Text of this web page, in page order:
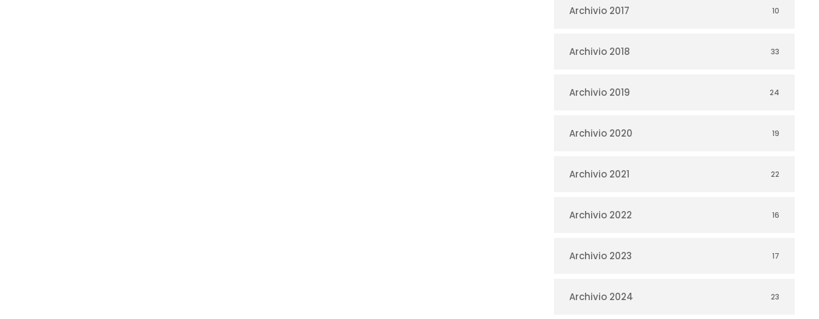
Archivio 2017 10
Archivio 2018 33
Archivio 2019 24
Archivio 2020 19
Archivio 2021 22
Archivio 2022 16
Archivio 2023 17
Archivio 2024 23